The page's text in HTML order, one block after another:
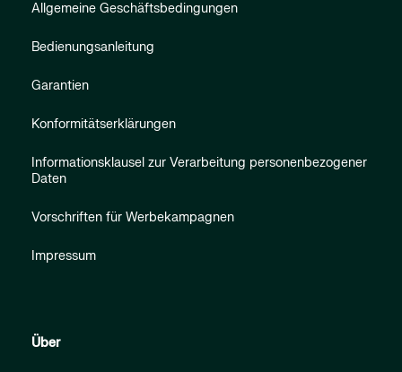
Allgemeine Geschäftsbedingungen
Bedienungsanleitung
Garantien
Konformitätserklärungen
Informationsklausel zur Verarbeitung personenbezogener
Daten
Vorschriften für Werbekampagnen
Impressum
Über